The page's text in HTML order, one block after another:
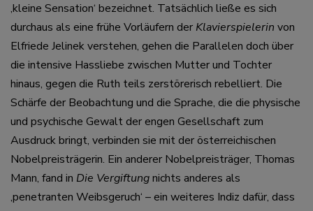
‚kleine Sensation‘ bezeichnet. Tatsächlich ließe es sich
durchaus als eine frühe Vorläufern der Klavierspielerin von
Elfriede Jelinek verstehen, gehen die Parallelen doch über
die intensive Hassliebe zwischen Mutter und Tochter
hinaus, gegen die Ruth teils zerstörerisch rebelliert. Die
Schärfe der Beobachtung und die Sprache, die die physische
und psychische Gewalt der engen Gesellschaft zum
Ausdruck bringt, verbinden sie mit der österreichischen
Nobelpreisträgerin. Ein anderer Nobelpreisträger, Thomas
Mann, fand in Die Vergiftungnichts anderes als
‚penetranten Weibsgeruch‘ – ein weiteres Indiz dafür, dass